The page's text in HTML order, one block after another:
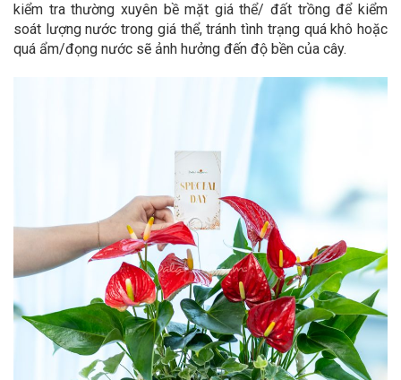
kiểm tra thường xuyên bề mặt giá thể/ đất trồng để kiểm
soát lượng nước trong giá thể, tránh tình trạng quá khô hoặc
quá ẩm/đọng nước sẽ ảnh hưởng đến độ bền của cây.